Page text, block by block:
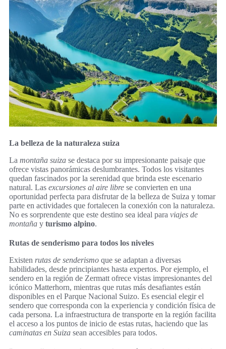
La belleza de la naturaleza suiza
La montaña suiza se destaca por su impresionante paisaje que
ofrece vistas panorámicas deslumbrantes. Todos los visitantes
quedan fascinados por la serenidad que brinda este escenario
natural. Las excursiones al aire libre se convierten en una
oportunidad perfecta para disfrutar de la belleza de Suiza y tomar
parte en actividades que fortalecen la conexión con la naturaleza.
No es sorprendente que este destino sea ideal para viajes de
montaña y turismo alpino.
Rutas de senderismo para todos los niveles
Existen rutas de senderismo que se adaptan a diversas
habilidades, desde principiantes hasta expertos. Por ejemplo, el
sendero en la región de Zermatt ofrece vistas impresionantes del
icónico Matterhorn, mientras que rutas más desafiantes están
disponibles en el Parque Nacional Suizo. Es esencial elegir el
sendero que corresponda con la experiencia y condición física de
cada persona. La infraestructura de transporte en la región facilita
el acceso a los puntos de inicio de estas rutas, haciendo que las
caminatas en Suiza sean accesibles para todos.